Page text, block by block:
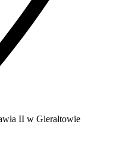
II w Gierałtowie